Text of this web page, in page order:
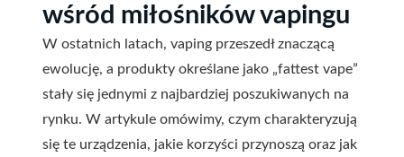
wśród miłośników vapingu
W ostatnich latach, vaping przeszedł znaczącą
ewolucję, a produkty określane jako „fattest vape”
stały się jednymi z najbardziej poszukiwanych na
rynku. W artykule omówimy, czym charakteryzują
się te urządzenia, jakie korzyści przynoszą oraz jak